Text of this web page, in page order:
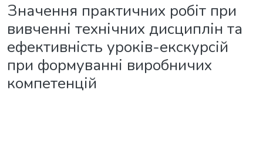
Значення практичних робіт при
вивченні технічних дисциплін та
ефективність уроків-екскурсій
при формуванні виробничих
компетенцій